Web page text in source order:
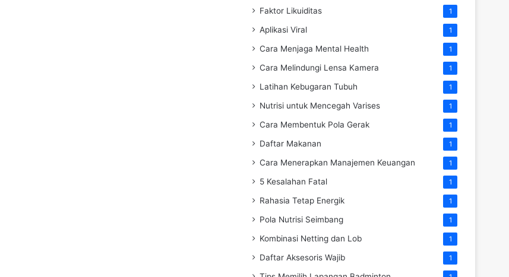
Faktor Likuiditas 1
Aplikasi Viral 1
Cara Menjaga Mental Health 1
Cara Melindungi Lensa Kamera 1
Latihan Kebugaran Tubuh 1
Nutrisi untuk Mencegah Varises 1
Cara Membentuk Pola Gerak 1
Daftar Makanan 1
Cara Menerapkan Manajemen Keuangan 1
5 Kesalahan Fatal 1
Rahasia Tetap Energik 1
Pola Nutrisi Seimbang 1
Kombinasi Netting dan Lob 1
Daftar Aksesoris Wajib 1